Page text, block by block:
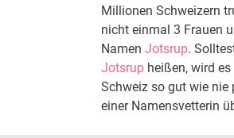
Millionen Schweizern
nicht einmal 3 Frauen
Namen Jotsrup.
Jotsrup heißen, wird
Schweiz so gut wie nie
einer Namensvetterin